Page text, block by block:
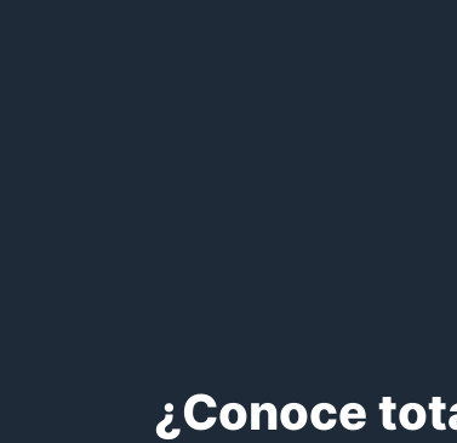
¿Conoce